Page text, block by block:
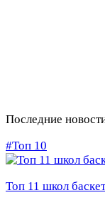
Последние
#Топ 10
Топ 11 школ